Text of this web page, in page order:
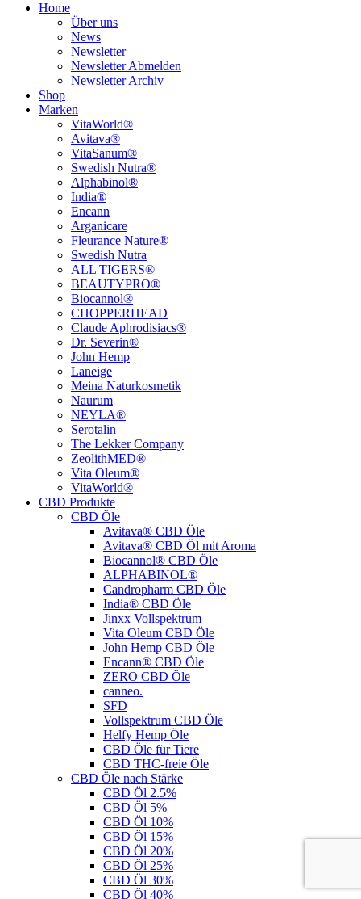
Home
Über uns
News
Newsletter
Newsletter Abmelden
Newsletter Archiv
Shop
Marken
VitaWorld®
Avitava®
VitaSanum®
Swedish Nutra®
Alphabinol®
India®
Encann
Arganicare
Fleurance Nature®
Swedish Nutra
ALL TIGERS®
BEAUTYPRO®
Biocannol®
CHOPPERHEAD
Claude Aphrodisiacs®
Dr. Severin®
John Hemp
Laneige
Meina Naturkosmetik
Naurum
NEYLA®
Serotalin
The Lekker Company
ZeolithMED®
Vita Oleum®
VitaWorld®
CBD Produkte
CBD Öle
Avitava® CBD Öle
Avitava® CBD Öl mit Aroma
Biocannol® CBD Öle
ALPHABINOL®
Candropharm CBD Öle
India® CBD Öle
Jinxx Vollspektrum
Vita Oleum CBD Öle
John Hemp CBD Öle
Encann® CBD Öle
ZERO CBD Öle
canneo.
SFD
Vollspektrum CBD Öle
Helfy Hemp Öle
CBD Öle für Tiere
CBD THC-freie Öle
CBD Öle nach Stärke
CBD Öl 2.5%
CBD Öl 5%
CBD Öl 10%
CBD Öl 15%
CBD Öl 20%
CBD Öl 25%
CBD Öl 30%
CBD Öl 40%